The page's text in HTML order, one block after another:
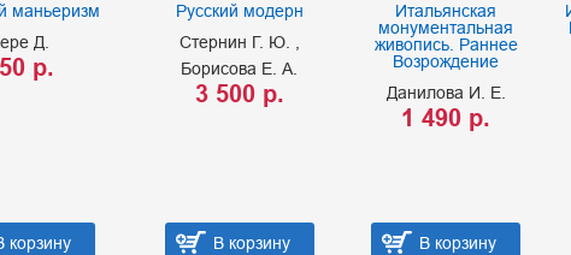
маньеризм
Д.
р.
корзину
Русский модерн
Стернин Г. Ю.
Борисова Е. А.
3 500 р.
В корзину
Итальянская
монументальная
живопись. Раннее
Возрождение
Данилова И. Е.
1 490 р.
В корзину